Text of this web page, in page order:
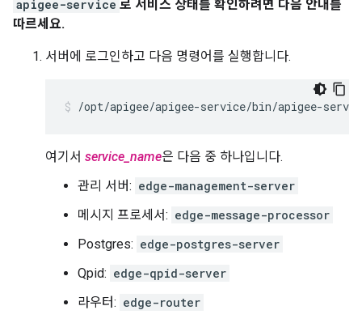
apigee-service 로 서비스 상태를 확인하려면 다음 안내를
따르세요.
서버에 로그인하고 다음 명령어를 실행합니다.
/opt/apigee/apigee-service/bin/apigee-
여기서 service_name은 다음 중 하나입니다.
관리 서버: edge-management-server
메시지 프로세서: edge-message-processor
Postgres: edge-postgres-server
Qpid: edge-qpid-server
라우터: edge-router